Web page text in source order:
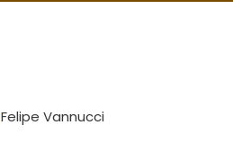
Felipe Vannucci